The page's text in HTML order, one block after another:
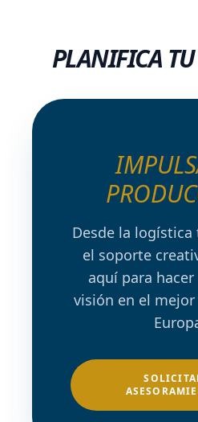
PLANIFICA TU
Desde la logística
el soporte
aquí para
visión en el